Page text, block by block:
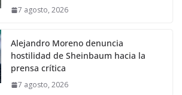
7 agosto, 2026
Alejandro Moreno denuncia
hostilidad de Sheinbaum hacia la
prensa crítica
7 agosto, 2026